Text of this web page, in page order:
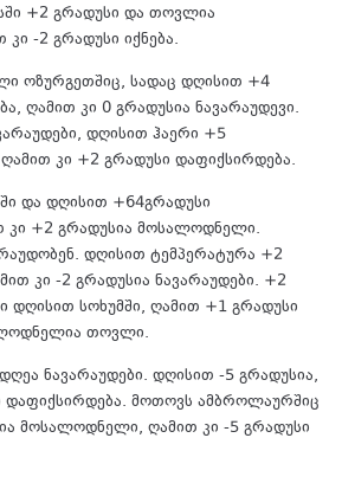
+2 გრადუსი და თოვლია
-2 გრადუსი იქნება.
ოზურგეთშიც, სადაც დღისით +4
ღამით კი 0 გრადუსია ნავარაუდევი.
დღისით ჰაერი +5
კი +2 გრადუსი დაფიქსირდება.
და დღისით +64გრადუსი
კი +2 გრადუსია მოსალოდნელი.
დღისით ტემპერატურა +2
კი -2 გრადუსია ნავარაუდები. +2
დღისით სოხუმში, ღამით +1 გრადუსი
თოვლი.
ნავარაუდები. დღისით -5 გრადუსია,
დაფიქსირდება. მოთოვს ამბროლაურშიც
მოსალოდნელი, ღამით კი -5 გრადუსი